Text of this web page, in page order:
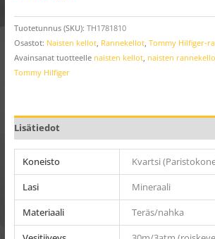
Tuotetunnus (SKU): TH1781810
Osastot: Naisten kellot, Rannekellot, Tommy Hilfiger-
Avainsanat tuotteelle naisten kellot, naisten
Tommy Hilfiger
Lisätiedot
Koneisto
Kvartsi
Lasi
Mineraali
Materiaali
Teräs/nahka